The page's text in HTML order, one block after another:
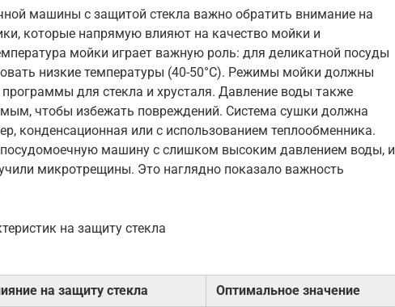
машины с защитой стекла важно обратить внимание на
которые напрямую влияют на качество мойки и
мойки играет важную роль: для деликатной посуды
низкие температуры (40-50°C). Режимы мойки должны
для стекла и хрусталя. Давление воды также
чтобы избежать повреждений. Система сушки должна
конденсационная или с использованием теплообменника.
машину с слишком высоким давлением воды, и
микротрещины. Это наглядно показало важность
на защиту стекла
на защиту стекла Оптимальное значение